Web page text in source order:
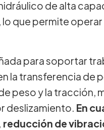
de alta
que permite
para soportar
la transferencia de
peso y la tracción,
deslizamiento. En
reducción de